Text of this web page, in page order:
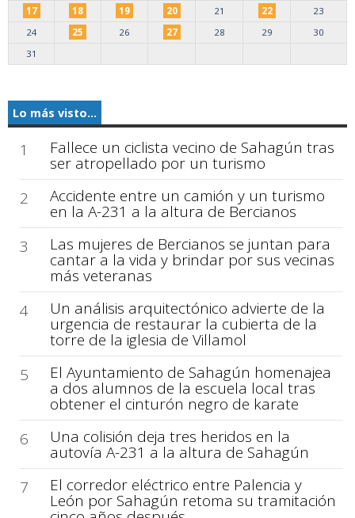
17
18 19 20 21 22
23
24
25 26 27 28 29
30
31
Lo más visto...
1 Fallece un ciclista vecino de Sahagún tras
ser atropellado por un turismo
2
Accidente entre un camión y un turismo
en la A-231 a la altura de Bercianos
3
Las mujeres de Bercianos se juntan para
cantar a la vida y brindar por sus vecinas
más veteranas
4
Un análisis arquitectónico advierte de la
urgencia de restaurar la cubierta de la
torre de la iglesia de Villamol
5
El Ayuntamiento de Sahagún homenajea
a dos alumnos de la escuela local tras
obtener el cinturón negro de karate
6
Una colisión deja tres heridos en la
autovía A-231 a la altura de Sahagún
7
El corredor eléctrico entre Palencia y
León por Sahagún retoma su tramitación